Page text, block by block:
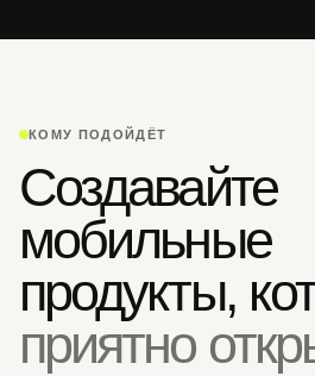
КОМУ ПОДОЙДЁТ
Создавайте
мобильные
продукты,
приятно